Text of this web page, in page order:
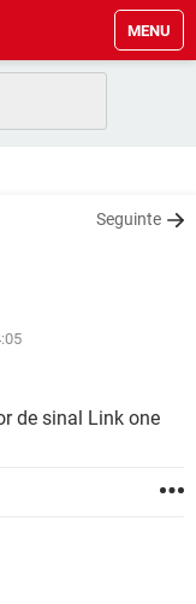
MENU
Seguinte
de sinal Link one